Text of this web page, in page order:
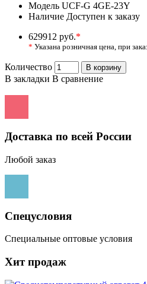
Модель UCF-G 4GE-23Y
Наличие Доступен к заказу
629912 руб.*
* Указана розничная цена, при
Количество В корзину
В закладки В сравнение
Доставка по всей России
Любой заказ
Спецусловия
Специальные оптовые условия
Хит продаж